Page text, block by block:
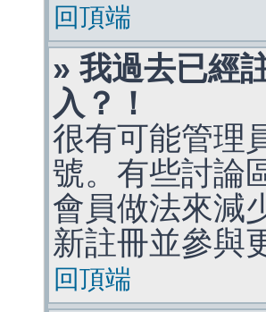
回頂端
» 我過去已經
入？！
很有可能管理
號。有些討論
會員做法來減
新註冊並參與
回頂端